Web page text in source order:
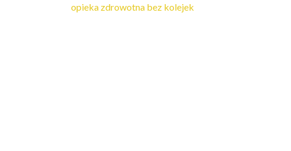
opieka zdrowotna bez kolejek